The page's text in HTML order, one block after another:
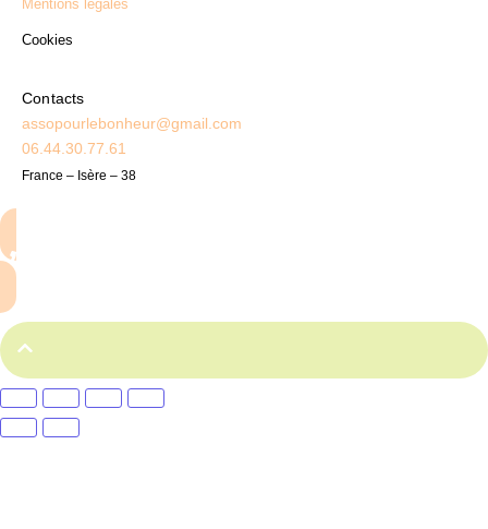
Mentions légales
Cookies
Contacts
assopourlebonheur@gmail.com
06.44.30.77.61
France – Isère – 38